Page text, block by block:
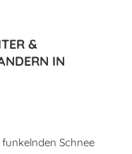
&
IN
Schnee